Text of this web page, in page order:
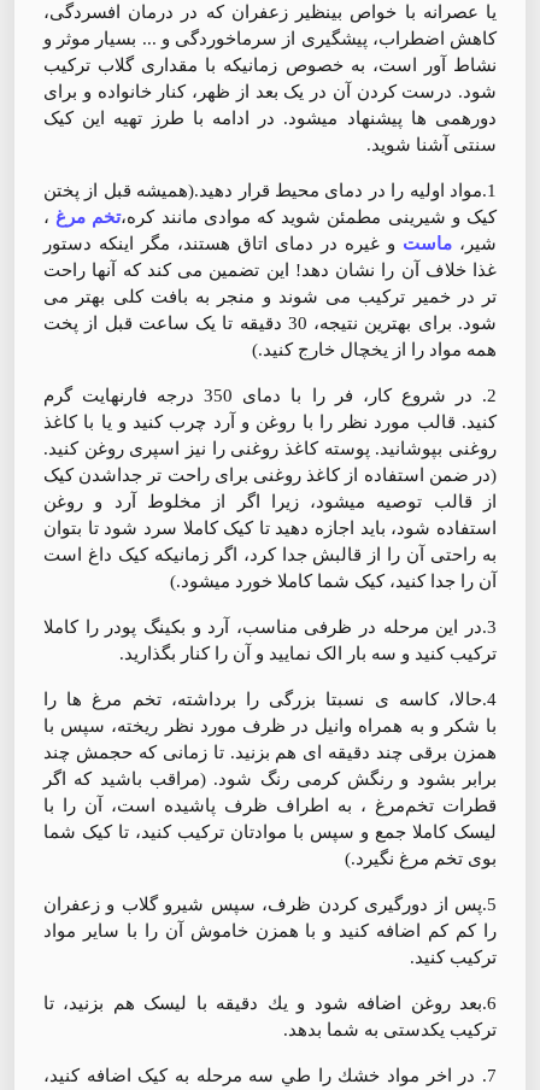
یا عصرانه با خواص بینظیر زعفران که در درمان افسردگی،
کاهش اضطراب، پیشگیری از سرماخوردگی و ... بسیار موثر و
نشاط آور است، به خصوص زمانیکه با مقداری گلاب ترکیب
شود. درست کردن آن در یک بعد از ظهر، کنار خانواده و برای
دورهمی ها پیشنهاد میشود. در ادامه با طرز تهیه این کیک
سنتی آشنا شوید.
1.مواد اولیه را در دمای محیط قرار دهید.(همیشه قبل از پختن
کیک و شیرینی مطمئن شوید که موادی مانند کره،تخم مرغ ،
شیر، ماست و غیره در دمای اتاق هستند، مگر اینکه دستور
غذا خلاف آن را نشان دهد! این تضمین می کند که آنها راحت
تر در خمیر ترکیب می شوند و منجر به بافت کلی بهتر می
شود. برای بهترین نتیجه، 30 دقیقه تا یک ساعت قبل از پخت
همه مواد را از یخچال خارج کنید.)
2. در شروع کار، فر را با دمای 350 درجه فارنهایت گرم
کنید. قالب مورد نظر را با روغن و آرد چرب کنید و یا با کاغذ
روغنی بپوشانید. پوسته کاغذ روغنی را نیز اسپری روغن کنید.
(در ضمن استفاده از کاغذ روغنی برای راحت تر جداشدن کیک
از قالب توصیه میشود، زیرا اگر از مخلوط آرد و روغن
استفاده شود، باید اجازه دهید تا کیک کاملا سرد شود تا بتوان
به راحتی آن را از قالبش جدا کرد، اگر زمانیکه کیک داغ است
آن را جدا کنید، کیک شما کاملا خورد میشود.)
3.در این مرحله در ظرفی مناسب، آرد و بکینگ پودر را کاملا
ترکیب کنید و سه بار الک نمایید و آن را کنار بگذارید.
4.حالا، کاسه ی نسبتا بزرگی را برداشته، تخم مرغ ها را
با شكر و به همراه وانيل در ظرف مورد نظر ریخته، سپس با
همزن برقی چند دقیقه ای هم بزنید. تا زمانى كه حجمش چند
برابر بشود و رنگش كرمی رنگ شود. (مراقب باشید که اگر
قطرات تخم‌مرغ ، به اطراف ظرف پاشیده است، آن را با
لیسک کاملا جمع و سپس با موادتان ترکیب کنید، تا کیک شما
بوی تخم مرغ نگیرد.)
5.پس از دورگیری کردن ظرف، سپس شيرو گلاب و زعفران
را كم كم اضافه كنید و با همزن خاموش آن را با سایر مواد
ترکیب کنید.
6.بعد روغن اضافه شود و يك دقيقه با لیسک هم بزنيد، تا
ترکیب یکدستی به شما بدهد.
7. در اخر مواد خشك را طي سه مرحله به کیک اضافه کنید،